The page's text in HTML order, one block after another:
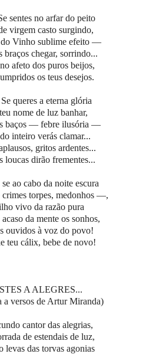
sentes no arfar do peito
virgem casto surgindo,
Vinho sublime efeito —
braços chegar, sorrindo...
afeto dos puros beijos,
os teus desejos.
queres a eterna glória
nome de luz banhar,
baços — febre ilusória —
inteiro verás clamar...
gritos ardentes...
loucas dirão frementes...
ao cabo da noite escura
torpes, medonhos —,
vivo da razão pura
da mente os sonhos,
ouvidos à voz do povo!
teu cálix, bebe de novo!
A ALEGRES...
a versos de Artur Miranda)
cantor das alegrias,
de estendais de luz,
levas das torvas agonias